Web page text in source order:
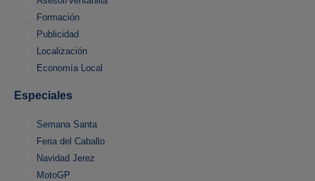
Formación
Publicidad
Localización
Economía Local
Especiales
Semana Santa
Feria del Caballo
Navidad Jerez
MotoGP